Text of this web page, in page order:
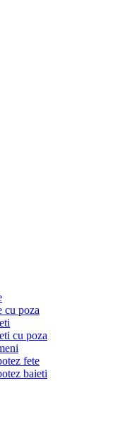
cu poza
cu poza
fete
baieti